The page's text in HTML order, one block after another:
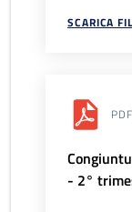
SCARICA
PDF
- 2°